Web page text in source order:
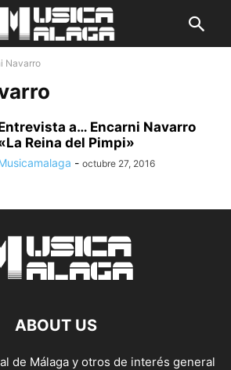
Navarro
a… Encarni Navarro
Reina del Pimpi»
- octubre 27, 2016
ABOUT US
de Málaga y otros de interés general